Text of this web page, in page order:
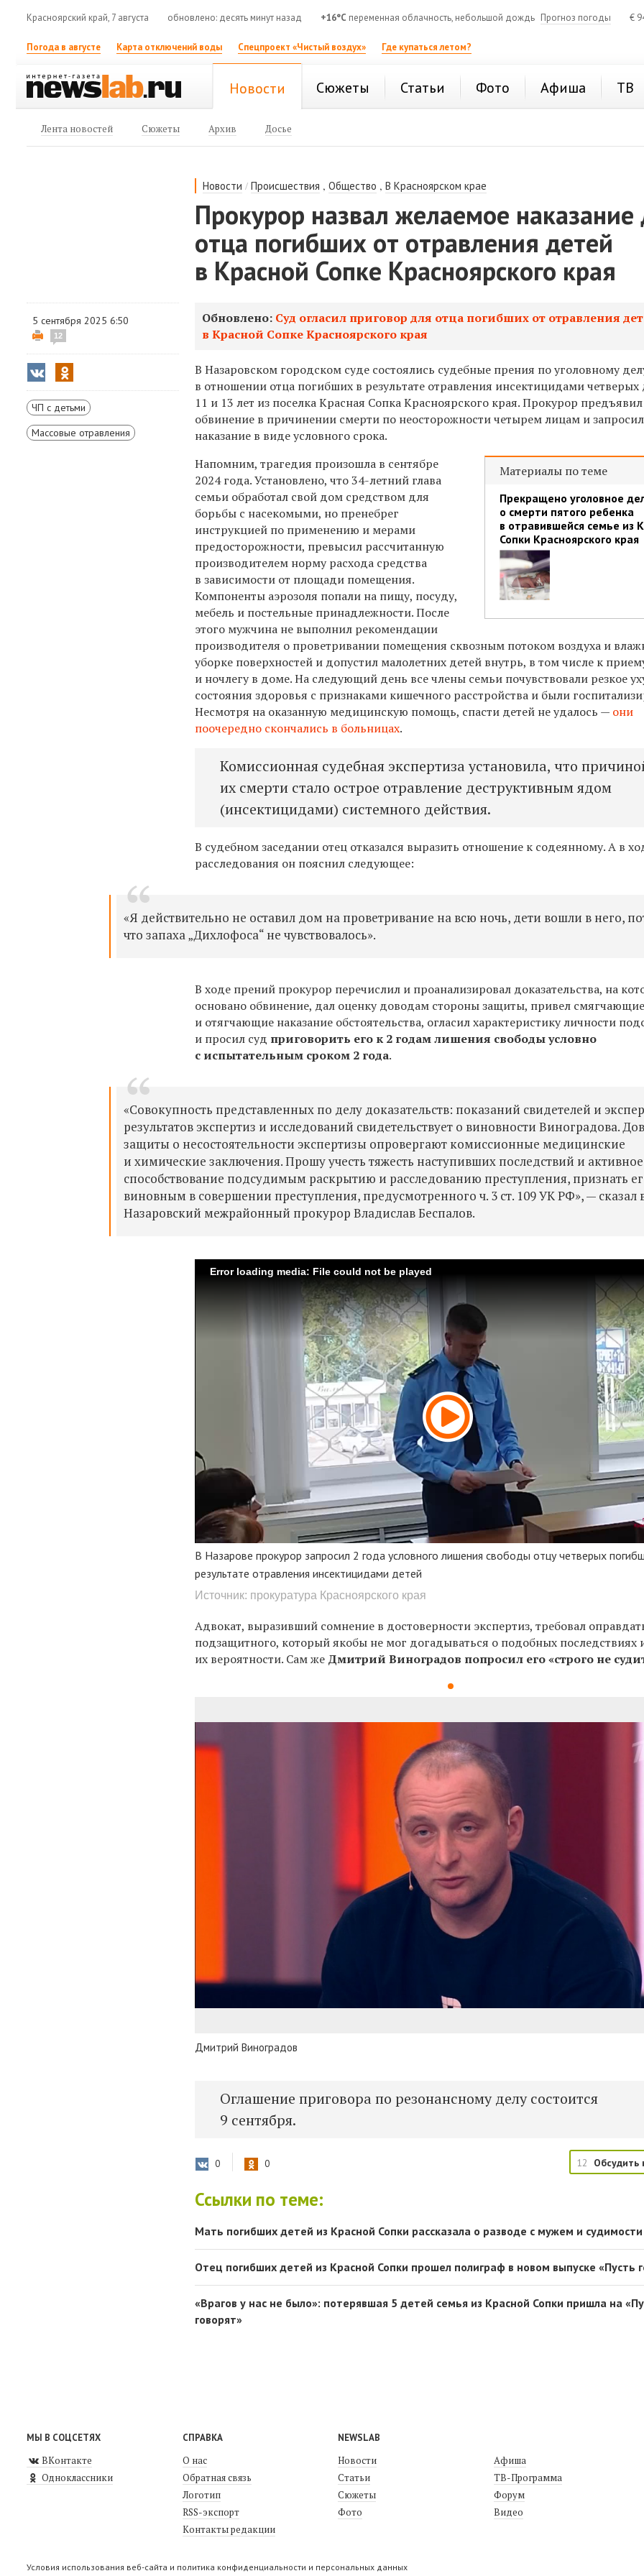
Красноярский край, 7 августа обновлено: десять минут назад +16°C переменная облачность, небольшой дождь Прогноз погоды €
Погода в августе Карта отключений воды Спецпроект «Чистый воздух» Где купаться летом?
Новости Сюжеты Статьи Фото Афиша ТВ
Лента новостей Сюжеты Архив Досье
Новости /Происшествия ,Общество ,В Красноярском крае
Прокурор назвал желаемое наказание
отца погибших от отравления детей
в Красной Сопке Красноярского края
5 сентября 2025 6:50
12
ЧП с детьми
Массовые отравления
Обновлено: Суд огласил приговор для отца погибших от отравления
в Красной Сопке Красноярского края
В Назаровском городском суде состоялись судебные прения по уголовному
в отношении отца погибших в результате отравления инсектицидами четверых
11 и 13 лет из поселка Красная Сопка Красноярского края. Прокурор
обвинение в причинении смерти по неосторожности четырем лицам и
наказание в виде условного срока.
Материалы по теме
Прекращено уголовное
о смерти пятого ребенка
в отравившейся семье из
Сопки Красноярского края
Напомним, трагедия произошла в сентябре
2024 года. Установлено, что 34-летний глава
семьи обработал свой дом средством для
борьбы с насекомыми, но пренебрег
инструкцией по применению и мерами
предосторожности, превысил рассчитанную
производителем норму расхода средства
в зависимости от площади помещения.
Компоненты аэрозоля попали на пищу, посуду,
мебель и постельные принадлежности. После
этого мужчина не выполнил рекомендации
производителя о проветривании помещения сквозным потоком воздуха и
уборке поверхностей и допустил малолетних детей внутрь, в том числе к
и ночлегу в доме. На следующий день все члены семьи почувствовали резкое
состояния здоровья с признаками кишечного расстройства и были
Несмотря на оказанную медицинскую помощь, спасти детей не удалось — они
поочередно скончались в больницах.
Комиссионная судебная экспертиза установила, что
их смерти стало острое отравление деструктивным ядом
(инсектицидами) системного действия.
В судебном заседании отец отказался выразить отношение к содеянному. А в
расследования он пояснил следующее:
«Я действительно не оставил дом на проветривание на всю ночь, дети вошли в него,
что запаха „Дихлофоса“ не чувствовалось».
В ходе прений прокурор перечислил и проанализировал доказательства, на
основано обвинение, дал оценку доводам стороны защиты, привел
и отягчающие наказание обстоятельства, огласил характеристику личности
и просил суд приговорить его к 2 годам лишения свободы условно
с испытательным сроком 2 года.
«Совокупность представленных по делу доказательств: показаний свидетелей и
результатов экспертиз и исследований свидетельствует о виновности Виноградова.
защиты о несостоятельности экспертизы опровергают комиссионные медицинские
и химические заключения. Прошу учесть тяжесть наступивших последствий и активное
способствование подсудимым раскрытию и расследованию преступления, признать
виновным в совершении преступления, предусмотренного ч. 3 ст. 109 УК РФ», — сказал
Назаровский межрайонный прокурор Владислав Беспалов.
Error loading media: File could not be played
В Назарове прокурор запросил 2 года условного лишения свободы отцу четверых
результате отравления инсектицидами детей
Источник: прокуратура Красноярского края
Адвокат, выразивший сомнение в достоверности экспертиз, требовал
подзащитного, который якобы не мог догадываться о подобных последствиях
их вероятности. Сам же Дмитрий Виноградов попросил его «строго не
Дмитрий Виноградов
Оглашение приговора по резонансному делу состоится
9 сентября.
0 0 12 Обсудить
Ссылки по теме:
Мать погибших детей из Красной Сопки рассказала о разводе с мужем и судимости
Отец погибших детей из Красной Сопки прошел полиграф в новом выпуске «Пусть
«Врагов у нас не было»: потерявшая 5 детей семья из Красной Сопки пришла на
говорят»
МЫ В СОЦСЕТЯХ
ВКонтакте
Одноклассники
СПРАВКА
О нас
Обратная связь
Логотип
RSS-экспорт
Контакты редакции
NEWSLAB
Новости
Статьи
Сюжеты
Фото
Афиша
ТВ-Программа
Форум
Видео
Условия использования веб-сайта и политика конфиденциальности и персональных данных